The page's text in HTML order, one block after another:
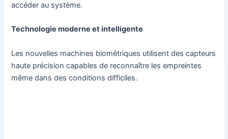
accéder au système.
Technologie moderne et intelligente
Les nouvelles machines biométriques utilisent des capteurs
haute précision capables de reconnaître les empreintes
même dans des conditions difficiles.